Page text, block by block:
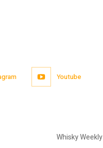
Youtube
Whisky Weekly